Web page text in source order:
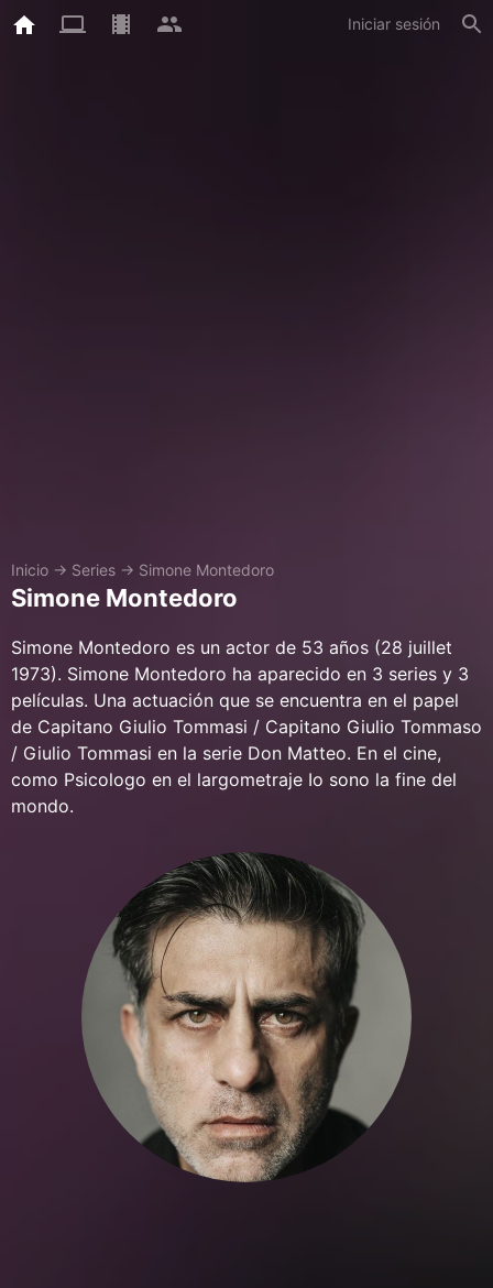
Iniciar sesión
Inicio → Series → Simone Montedoro
Simone Montedoro
Simone Montedoro es un actor de 53 años (28 juillet
1973). Simone Montedoro ha aparecido en 3 series y 3
películas. Una actuación que se encuentra en el papel
de Capitano Giulio Tommasi / Capitano Giulio Tommaso
/ Giulio Tommasi en la serie Don Matteo. En el cine,
como Psicologo en el largometraje Io sono la fine del
mondo.